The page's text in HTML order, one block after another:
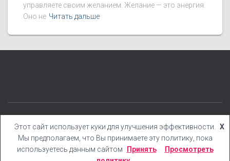
управляете своим желанием. Желание — это энергия.
Оно не Читать дальше
КАТЕГОРИИ БЛОГ БОНУСЫ КНИГИ YOUTUBE
Hestia | РазработаноThemeIsle
Этот сайт использует куки для улучшения эффективности.
Мы предполагаем, что Вы принимаете эту политику, пока
используетесь данным сайтом
X
Принять
Просмотреть